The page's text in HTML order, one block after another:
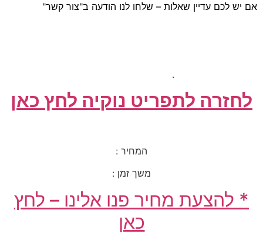
אם יש לכם עדיין שאלות – שלחו לנו הודעה ב"צור קשר"
.
לחזרה לתפריט נוקיה לחץ כאן
המחיר :
משך זמן :
* להצעת מחיר פנו אלינו – לחץ
כאן